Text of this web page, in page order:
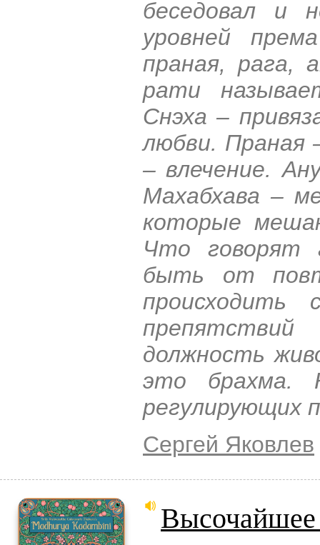
беседовал и
уровней
праная, рага,
рати
Снэха –
любви. Праная
– влечение.
Махабхава –
которые
Что говорят
быть от
происходить
должность
это брахма.
регулирующих
Сергей Яковлев
Высочайшее